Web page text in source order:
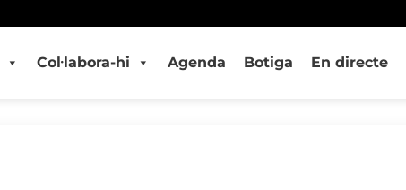
Col·labora-hi Agenda Botiga En directe